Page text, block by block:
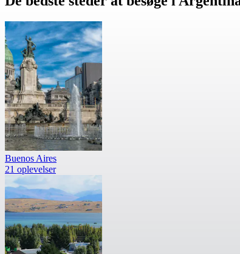
Buenos Aires
21 oplevelser